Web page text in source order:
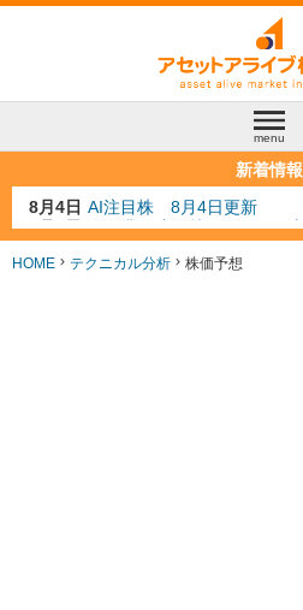
menu
新着情報
8月3日 人気業種注目株 8月3日更新
8月2日 金融注目株 8月2日更新
7月29日 日経225シグナル点灯
HOME テクニカル分析 株価予想